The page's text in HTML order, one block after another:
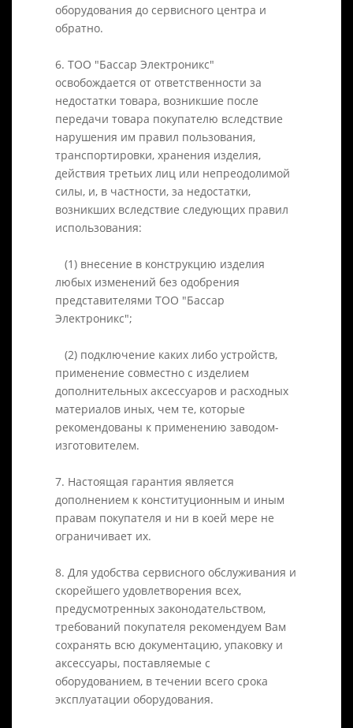
оборудования до сервисного центра и
обратно.
6. ТОО "Бассар Электроникс"
освобождается от ответственности за
недостатки товара, возникшие после
передачи товара покупателю вследствие
нарушения им правил пользования,
транспортировки, хранения изделия,
действия третьих лиц или непреодолимой
силы, и, в частности, за недостатки,
возникших вследствие следующих правил
использования:
(1) внесение в конструкцию изделия
любых изменений без одобрения
представителями ТОО "Бассар
Электроникс";
(2) подключение каких либо устройств,
применение совместно с изделием
дополнительных аксессуаров и расходных
материалов иных, чем те, которые
рекомендованы к применению заводом-
изготовителем.
7. Настоящая гарантия является
дополнением к конституционным и иным
правам покупателя и ни в коей мере не
ограничивает их.
8. Для удобства сервисного обслуживания и
скорейшего удовлетворения всех,
предусмотренных законодательством,
требований покупателя рекомендуем Вам
сохранять всю документацию, упаковку и
аксессуары, поставляемые с
оборудованием, в течении всего срока
эксплуатации оборудования.